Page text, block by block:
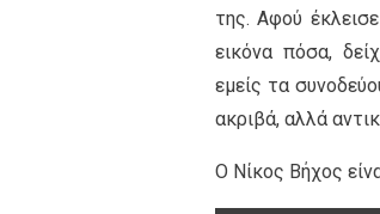
της. Αφού
εικόνα πόσα,
εμείς τα
ακριβά, αλλά
Ο Νίκος Βήχος